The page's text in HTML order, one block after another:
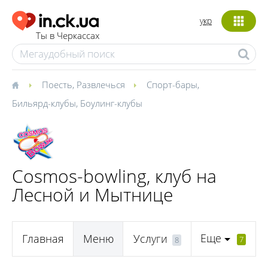
Ты в Черкассах
укр
Поесть, Развлечься Спорт-бары,
Бильярд-клубы, Боулинг-клубы
Cosmos-bowling, клуб на
Лесной и Мытнице
Главная Меню Услуги 8 Еще 7